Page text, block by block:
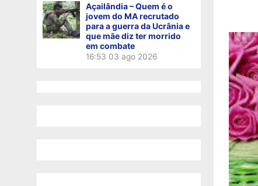
Açailândia – Quem é o
jovem do MA recrutado
para a guerra da Ucrânia e
que mãe diz ter morrido
em combate
16:53 03 ago 2026